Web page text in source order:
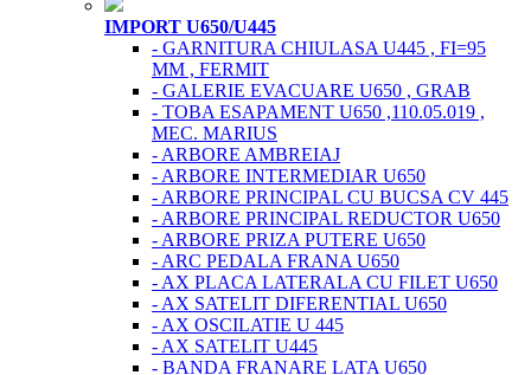
IMPORT U650/U445
- GARNITURA CHIULASA U445 , FI=95
MM , FERMIT
- GALERIE EVACUARE U650 , GRAB
- TOBA ESAPAMENT U650 ,110.05.019 ,
MEC. MARIUS
- ARBORE AMBREIAJ
- ARBORE INTERMEDIAR U650
- ARBORE PRINCIPAL CU BUCSA CV 445
- ARBORE PRINCIPAL REDUCTOR U650
- ARBORE PRIZA PUTERE U650
- ARC PEDALA FRANA U650
- AX PLACA LATERALA CU FILET U650
- AX SATELIT DIFERENTIAL U650
- AX OSCILATIE U 445
- AX SATELIT U445
- BANDA FRANARE LATA U650